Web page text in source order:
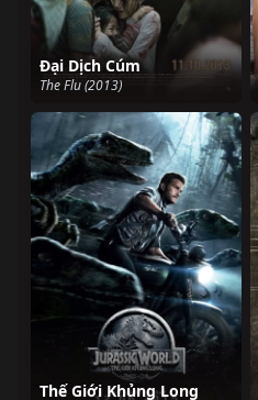
Đại Dịch Cúm
The Flu (2013)
Thế Giới Khủng Long